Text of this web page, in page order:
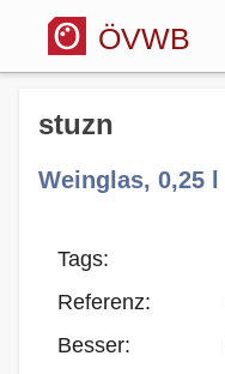
ÖVWB
Wörterbuch
Hitparade
stuzn
Weinglas, 0,25 l
Tags:
Referenz:
Besser: